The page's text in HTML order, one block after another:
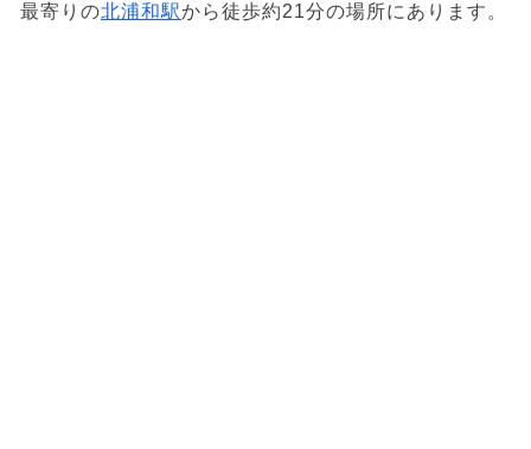
最寄りの北浦和駅から徒歩約21分の場所にあります。